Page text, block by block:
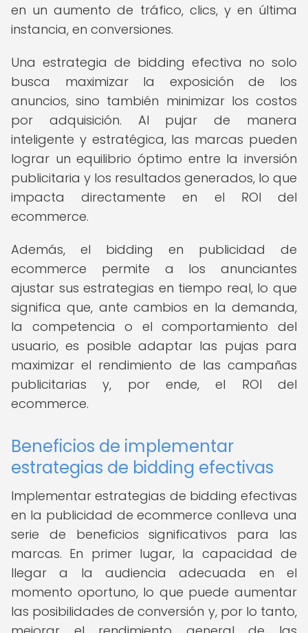
en un aumento de tráfico, clics, y en última
instancia, en conversiones.
Una estrategia de bidding efectiva no solo
busca maximizar la exposición de los
anuncios, sino también minimizar los costos
por adquisición. Al pujar de manera
inteligente y estratégica, las marcas pueden
lograr un equilibrio óptimo entre la inversión
publicitaria y los resultados generados, lo que
impacta directamente en el ROI del
ecommerce.
Además, el bidding en publicidad de
ecommerce permite a los anunciantes
ajustar sus estrategias en tiempo real, lo que
significa que, ante cambios en la demanda,
la competencia o el comportamiento del
usuario, es posible adaptar las pujas para
maximizar el rendimiento de las campañas
publicitarias y, por ende, el ROI del
ecommerce.
Beneficios de implementar
estrategias de bidding efectivas
Implementar estrategias de bidding efectivas
en la publicidad de ecommerce conlleva una
serie de beneficios significativos para las
marcas. En primer lugar, la capacidad de
llegar a la audiencia adecuada en el
momento oportuno, lo que puede aumentar
las posibilidades de conversión y, por lo tanto,